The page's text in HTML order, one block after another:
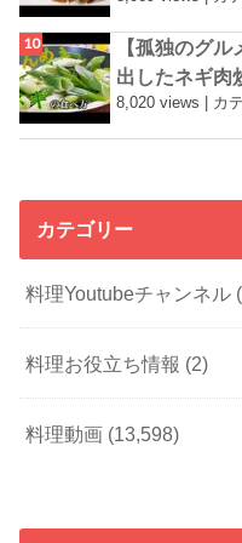
【孤独のグ
出したネギ肉
8,020 views カ
カテゴリー
料理Youtubeチャンネル
料理お役立ち情報 (2)
料理動画 (13,598)